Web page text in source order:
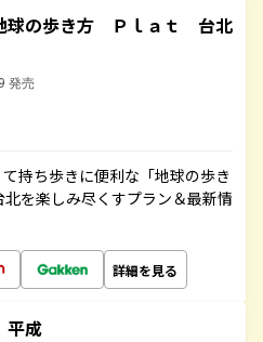
球の歩き方 Ｐｌａｔ 台北
発売
持ち歩きに便利な「地球の歩き
を楽しみ尽くすプラン＆最新情
詳細を見る
成